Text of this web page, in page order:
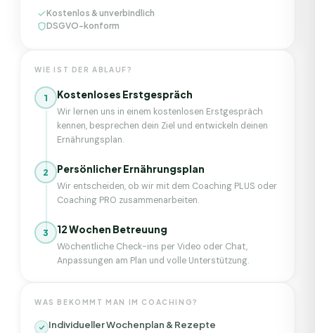
Kostenlos & unverbindlich
DSGVO-konform
WIE IST DER ABLAUF?
1 Kostenloses Erstgespräch
Wir lernen uns in einem kostenlosen Erstgespräch
kennen, besprechen dein Ziel und entwickeln deinen
Ernährungsplan.
2 Persönlicher Ernährungsplan
Wir entscheiden, ob wir mit dem Coaching PLUS oder
Coaching PRO zusammenarbeiten.
3 12 Wochen Betreuung
Wöchentliche Check-ins per Video oder Chat,
Anpassungen am Plan und volle Unterstützung.
WAS BEKOMMT MAN IM COACHING?
Individueller Wochenplan & Rezepte